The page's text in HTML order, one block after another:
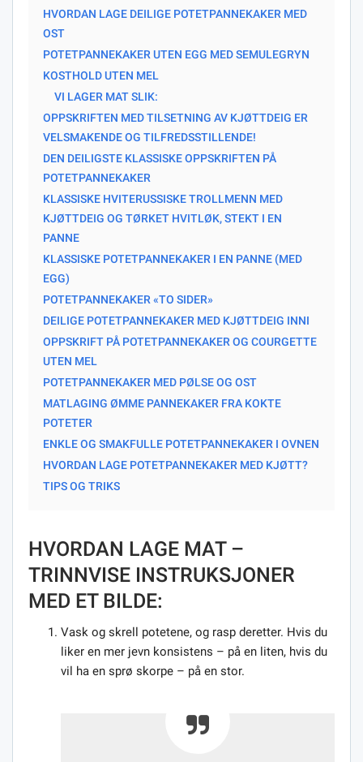
HVORDAN LAGE DEILIGE POTETPANNEKAKER MED
OST
POTETPANNEKAKER UTEN EGG MED SEMULEGRYN
KOSTHOLD UTEN MEL
VI LAGER MAT SLIK:
OPPSKRIFTEN MED TILSETNING AV KJØTTDEIG ER
VELSMAKENDE OG TILFREDSSTILLENDE!
DEN DEILIGSTE KLASSISKE OPPSKRIFTEN PÅ
POTETPANNEKAKER
KLASSISKE HVITERUSSISKE TROLLMENN MED
KJØTTDEIG OG TØRKET HVITLØK, STEKT I EN
PANNE
KLASSISKE POTETPANNEKAKER I EN PANNE (MED
EGG)
POTETPANNEKAKER «TO SIDER»
DEILIGE POTETPANNEKAKER MED KJØTTDEIG INNI
OPPSKRIFT PÅ POTETPANNEKAKER OG COURGETTE
UTEN MEL
POTETPANNEKAKER MED PØLSE OG OST
MATLAGING ØMME PANNEKAKER FRA KOKTE
POTETER
ENKLE OG SMAKFULLE POTETPANNEKAKER I OVNEN
HVORDAN LAGE POTETPANNEKAKER MED KJØTT?
TIPS OG TRIKS
HVORDAN LAGE MAT –
TRINNVISE INSTRUKSJONER
MED ET BILDE:
Vask og skrell potetene, og rasp deretter. Hvis du
liker en mer jevn konsistens – på en liten, hvis du
vil ha en sprø skorpe – på en stor.